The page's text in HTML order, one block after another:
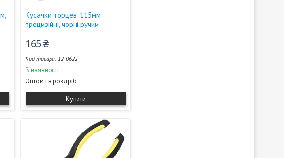
Кусачки торцеві 115мм
прецизійні, чорні ручки
165 ₴
12-0622
В наявності
Оптом і в роздріб
Купити